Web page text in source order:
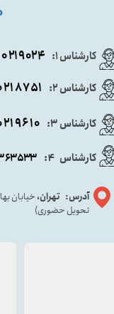
کارشناس ۱: ۰۲۱۹۰۲۴
آدرس: تهران، خیابان
تحویل حضوری)
کارشناس ۳:
کارشناس ۲:
کارشناس 4
: ۶۳۵۳۳